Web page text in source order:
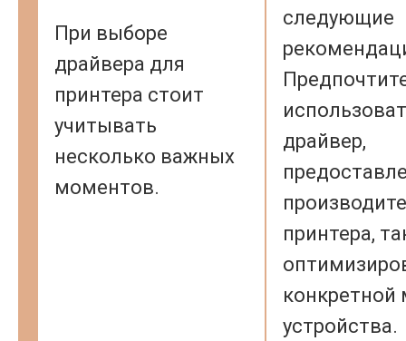
При выборе
драйвера для
принтера стоит
учитывать
несколько важных
моментов.
следующие
драйвер,
принтера,
конкретной
устройства.